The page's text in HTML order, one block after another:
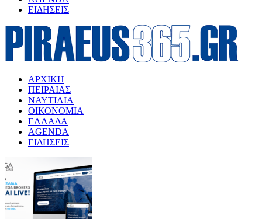
ΕΙΔΗΣΕΙΣ
ΑΡΧΙΚΗ
ΠΕΙΡΑΙΑΣ
ΝΑΥΤΙΛΙΑ
ΟΙΚΟΝΟΜΙΑ
ΕΛΛΑΔΑ
AGENDA
ΕΙΔΗΣΕΙΣ